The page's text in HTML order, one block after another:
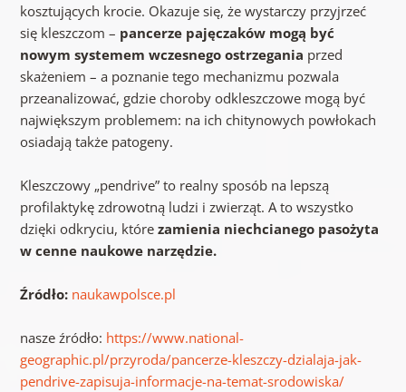
kosztujących krocie. Okazuje się, że wystarczy przyjrzeć
się kleszczom – pancerze pajęczaków mogą być
nowym systemem wczesnego ostrzegania przed
skażeniem – a poznanie tego mechanizmu pozwala
przeanalizować, gdzie choroby odkleszczowe mogą być
największym problemem: na ich chitynowych powłokach
osiadają także patogeny.
Kleszczowy „pendrive” to realny sposób na lepszą
profilaktykę zdrowotną ludzi i zwierząt. A to wszystko
dzięki odkryciu, które zamienia niechcianego pasożyta
w cenne naukowe narzędzie.
Źródło: naukawpolsce.pl
nasze źródło: https://www.national-
geographic.pl/przyroda/pancerze-kleszczy-dzialaja-jak-
pendrive-zapisuja-informacje-na-temat-srodowiska/